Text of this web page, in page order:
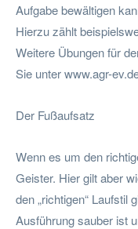
Aufgabe bewältigen
Hierzu zählt
Weitere Übungen für
Sie unter www.agr-
Der Fußaufsatz
Wenn es um den
Geister. Hier gilt aber
den „richtigen“ Laufstil
Ausführung sauber ist